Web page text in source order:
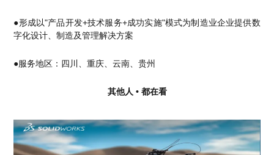
●形成以"产品开发+技术服务+成功实施"模式为制造业企业提供数
字化设计、制造及管理解决方案
●服务地区：四川、重庆、云南、贵州
其他人 • 都在看